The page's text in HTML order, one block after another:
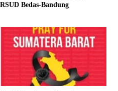
RSUD Bedas-Bandung